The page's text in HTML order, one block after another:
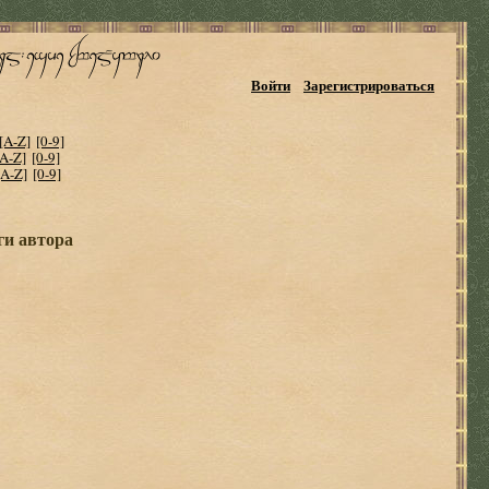
Войти Зарегистрироваться
Z] [0-9]
Z] [0-9]
Z] [0-9]
автора